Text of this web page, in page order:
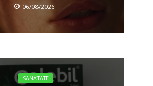
06/08/2026
SANATATE